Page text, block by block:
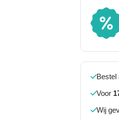
Bestel
Voor
Wij